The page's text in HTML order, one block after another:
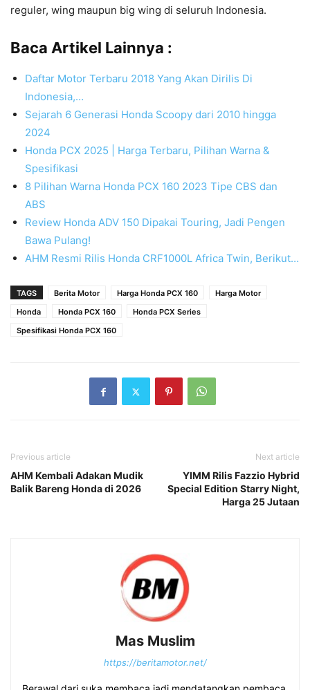
reguler, wing maupun big wing di seluruh Indonesia.
Baca Artikel Lainnya :
Daftar Motor Terbaru 2018 Yang Akan Dirilis Di
Indonesia,…
Sejarah 6 Generasi Honda Scoopy dari 2010 hingga
2024
Honda PCX 2025 | Harga Terbaru, Pilihan Warna &
Spesifikasi
8 Pilihan Warna Honda PCX 160 2023 Tipe CBS dan
ABS
Review Honda ADV 150 Dipakai Touring, Jadi Pengen
Bawa Pulang!
AHM Resmi Rilis Honda CRF1000L Africa Twin, Berikut…
TAGS Berita Motor Harga Honda PCX 160
Harga Motor
Honda
Honda PCX 160
Honda PCX Series
Spesifikasi Honda PCX 160
Previous article
AHM Kembali Adakan Mudik
Balik Bareng Honda di 2026
Next article
YIMM Rilis Fazzio Hybrid
Special Edition Starry Night,
Harga 25 Jutaan
Mas Muslim
https://beritamotor.net/